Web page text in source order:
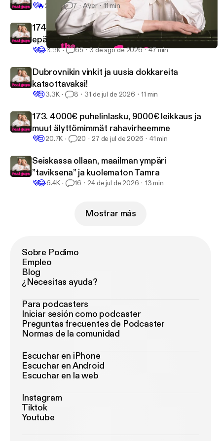
168. Vuodatetut alastonkuvat, gay awakening ja SUURI uutinen
💜🔥 2.8K 7 Ayer 11 min
174. Rahanpesua, runkkumetsiä ja
epäsuosittuja mielipiteitä
💜😂8.9K 65 3 de ago de 2026 47 min
Dubrovnikin vinkit ja uusia dokkareita
katsottavaksi!
💜😢3.3K 8 31 de jul de 2026 11 min
173. 4000€ puhelinlasku, 9000€ leikkaus ja
muut älyttömimmät rahavirheemme
💜😢20.7K 20 27 de jul de 2026 41 min
Seiskassa ollaan, maailman ympäri
”taviksena” ja kuolematon Tamra
💜😂6.4K 16 24 de jul de 2026 13 min
Mostrar más
Sobre Podimo
Empleo
Blog
¿Necesitas ayuda?
Para podcasters
Iniciar sesión como podcaster
Preguntas frecuentes de Podcaster
Normas de la comunidad
Escuchar en iPhone
Escuchar en Android
Escuchar en la web
Instagram
Tiktok
Youtube